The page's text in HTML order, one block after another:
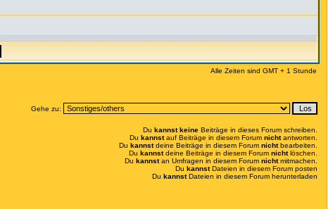
Alle Zeiten sind GMT + 1 Stunde
Gehe zu:
Du kannst keine Beiträge in dieses Forum schreiben.
Du kannstauf Beiträge in diesem Forum nichtantworten.
Du kannstdeine Beiträge in diesem Forum nichtbearbeiten.
Du kannstdeine Beiträge in diesem Forum nichtlöschen.
Du kannstan Umfragen in diesem Forum nichtmitmachen.
Du kannstDateien in diesem Forum posten
Du kannstDateien in diesem Forum herunterladen